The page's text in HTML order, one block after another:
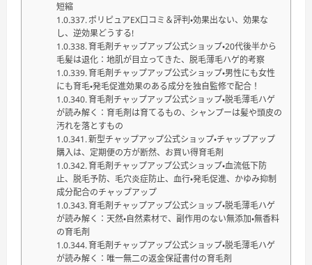
短縮
ポリピュアEX口コミ＆評判・効果出ない、効果な
し、逆効果どうする!
育毛剤チャップアップ公式ショップ・20代後半から
毛髪は退化：地肌が目立ってきた、脱毛薄毛ハゲ的考察
育毛剤チャップアップ公式ショップ・男性にも女性
にも育毛・発毛促進効果のある成分を独自監修で配合！
育毛剤チャップアップ公式ショップ・脱毛薄毛ハゲ
が読み解く：育毛剤は育てるもの、シャンプーは髪や頭皮の
汚れを落とすもの
新型チャップアップ公式ショップ・チャップアップ
購入は、定期便の方が断然、お買い得育毛剤
育毛剤チャップアップ公式ショップ・血流低下防
止、脱毛予防、毛穴炎症防止、血行・発毛促進、かゆみ抑制
成分配合のチャップアップ
育毛剤チャップアップ公式ショップ・脱毛薄毛ハゲ
が読み解く：天然・自然素材で、副作用のない無添加・無香料
の育毛剤
育毛剤チャップアップ公式ショップ・脱毛薄毛ハゲ
が読み解く：唯一無二の返金保証書付の育毛剤